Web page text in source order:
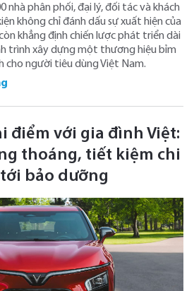
nhà phân phối, đại lý, đối tác và khách
không chỉ đánh dấu sự xuất hiện của
khẳng định chiến lược phát triển dài
trình xây dựng một thương hiệu bỉm
cho người tiêu dùng Việt Nam.
điểm với gia đình Việt:
thoáng, tiết kiệm chi
bảo dưỡng